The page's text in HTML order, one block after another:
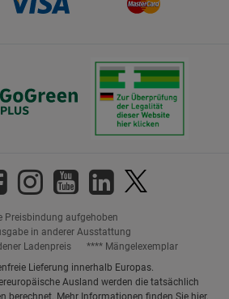
Preisbindung aufgehoben
in anderer Ausstattung
Ladenpreis
**** Mängelexemplar
Lieferung innerhalb Europas.
Ausland werden die tatsächlich